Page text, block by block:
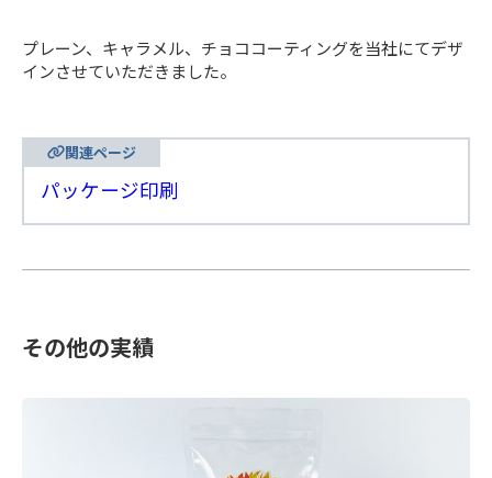
プレーン、キャラメル、チョココーティングを当社にてデザ
インさせていただきました。
関連ページ
パッケージ印刷
その他の実績